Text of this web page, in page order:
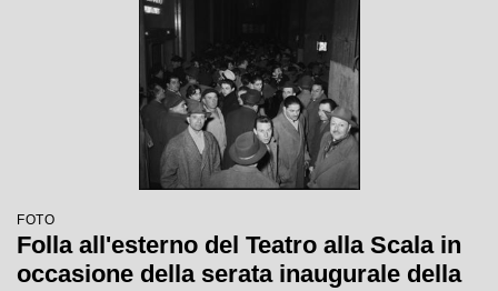
FOTO
Folla all'esterno del Teatro alla Scala in
occasione della serata inaugurale della